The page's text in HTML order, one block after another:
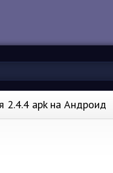
2.4.4 apk на Андроид